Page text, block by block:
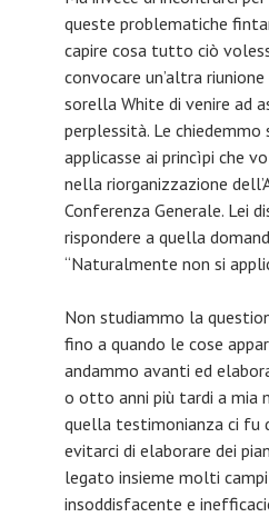
queste problematiche
capire cosa tutto ciò
convocare un’altra
sorella White di venire ad
perplessità. Le chiedemmo
applicasse ai princìpi che
nella riorganizzazione
Conferenza Generale. Lei
rispondere a quella
“Naturalmente non si
Non studiammo la
fino a quando le cose
andammo avanti ed
o otto anni più tardi a mia
quella testimonianza ci fu
evitarci di elaborare dei
legato insieme molti
insoddisfacente e